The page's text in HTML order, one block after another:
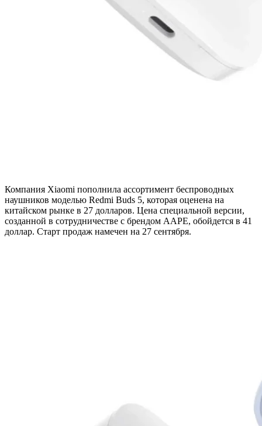
Компания Xiaomi пополнила ассортимент беспроводных
наушников моделью Redmi Buds 5, которая оценена на
китайском рынке в 27 долларов. Цена специальной версии,
созданной в сотрудничестве с брендом AAPE, обойдется в 41
доллар. Старт продаж намечен на 27 сентября.